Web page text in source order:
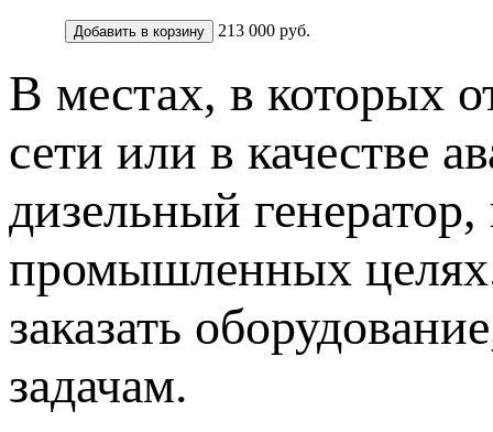
213 000 руб.
В местах, в которых
сети или в качестве
дизельный
промышленных
заказать
задачам.